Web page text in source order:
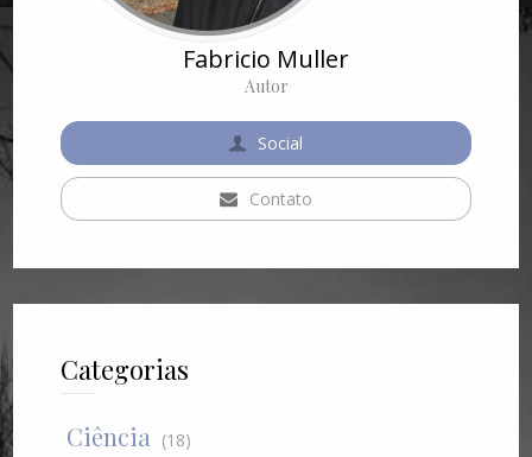
Fabricio Muller
Autor
Social
Contato
Categorias
Ciência (18)